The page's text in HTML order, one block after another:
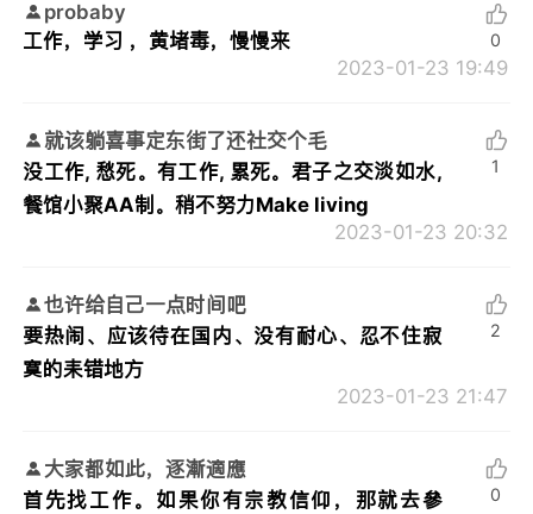
probaby
工作，学习 ，黄堵毒，慢慢来
2023-01-23 19:49
0
就该躺喜事定东街了还社交个毛
没工作, 愁死。有工作, 累死。君子之交淡如水,
餐馆小聚AA制。稍不努力Make living
2023-01-23 20:32
1
也许给自己一点时间吧
要热闹、应该待在国内、没有耐心、忍不住寂
寞的耒错地方
2023-01-23 21:47
2
大家都如此，逐漸適應
首先找工作。如果你有宗教信仰，那就去參
0